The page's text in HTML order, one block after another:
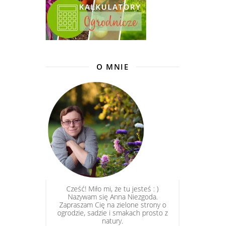
O MNIE
Cześć! Miło mi, że tu jesteś : )
Nazywam się Anna Niezgoda.
Zapraszam Cię na zielone strony o
ogrodzie, sadzie i smakach prosto z
natury.